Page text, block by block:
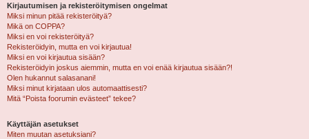
Kirjautumisen ja rekisteröitymisen ongelmat
Miksi minun pitää rekisteröityä?
Mikä on COPPA?
Miksi en voi rekisteröityä?
Rekisteröidyin, mutta en voi kirjautua!
Miksi en voi kirjautua sisään?
Rekisteröidyin joskus aiemmin, mutta en voi enää kirjautua sisään?!
Olen hukannut salasanani!
Miksi minut kirjataan ulos automaattisesti?
Mitä “Poista foorumin evästeet” tekee?
Käyttäjän asetukset
Miten muutan asetuksiani?